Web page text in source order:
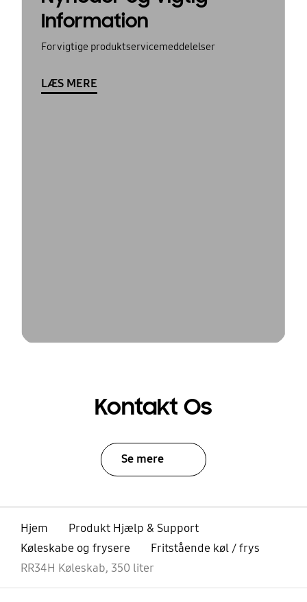
Information
For vigtige produktservicemeddelelser
LÆS MERE
Kontakt Os
Se mere
Hjem
Produkt Hjælp & Support
Køleskabe og frysere
Fritstående køl / frys
RR34H Køleskab, 350 liter